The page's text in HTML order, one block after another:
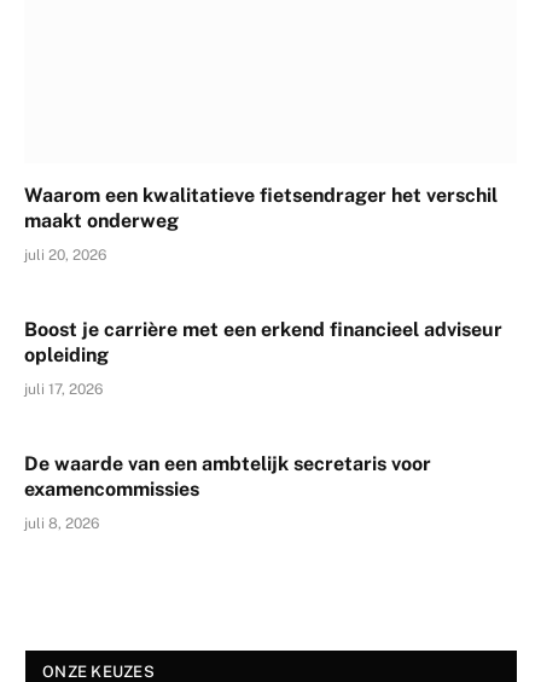
Waarom een kwalitatieve fietsendrager het verschil
maakt onderweg
juli 20, 2026
Boost je carrière met een erkend financieel adviseur
opleiding
juli 17, 2026
De waarde van een ambtelijk secretaris voor
examencommissies
juli 8, 2026
ONZE KEUZES